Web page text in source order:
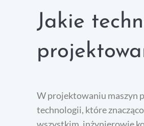
Jakie
W projektowaniu maszyn
technologii, które